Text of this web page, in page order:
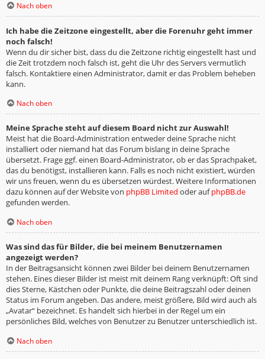
Nach oben
Ich habe die Zeitzone eingestellt, aber die Forenuhr geht immer
noch falsch!
Wenn du dir sicher bist, dass du die Zeitzone richtig eingestellt hast und
die Zeit trotzdem noch falsch ist, geht die Uhr des Servers vermutlich
falsch. Kontaktiere einen Administrator, damit er das Problem beheben
kann.
Nach oben
Meine Sprache steht auf diesem Board nicht zur Auswahl!
Meist hat die Board-Administration entweder deine Sprache nicht
installiert oder niemand hat das Forum bislang in deine Sprache
übersetzt. Frage ggf. einen Board-Administrator, ob er das Sprachpaket,
das du benötigst, installieren kann. Falls es noch nicht existiert, würden
wir uns freuen, wenn du es übersetzen würdest. Weitere Informationen
dazu können auf der Website von phpBB Limited oder aufphpBB.de
gefunden werden.
Nach oben
Was sind das für Bilder, die bei meinem Benutzernamen
angezeigt werden?
In der Beitragsansicht können zwei Bilder bei deinem Benutzernamen
stehen. Eines dieser Bilder ist meist mit deinem Rang verknüpft: Oft sind
dies Sterne, Kästchen oder Punkte, die deine Beitragszahl oder deinen
Status im Forum angeben. Das andere, meist größere, Bild wird auch als
„Avatar“ bezeichnet. Es handelt sich hierbei in der Regel um ein
persönliches Bild, welches von Benutzer zu Benutzer unterschiedlich ist.
Nach oben